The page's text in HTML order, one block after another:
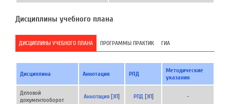
Дисциплины учебного плана
ДИСЦИПЛИНЫ УЧЕБНОГО ПЛАНА ПРОГРАММЫ ПРАКТИК ГИА
Дисциплина Аннотация РПД
Методические
указания
Деловой
документооборот
Аннотация [ЭП] РПД [ЭП] -